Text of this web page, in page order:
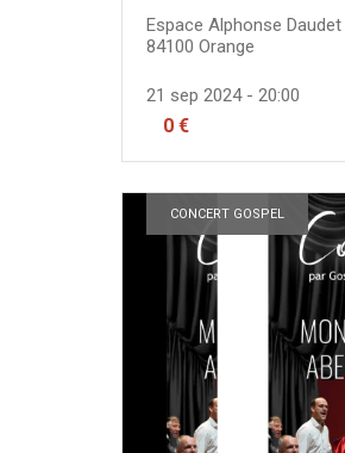
Espace Alphonse
84100 Orange
21 sep 2024 - 20:00
0 €
CONCERT GOSPEL